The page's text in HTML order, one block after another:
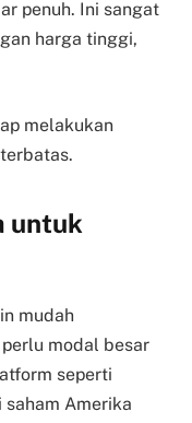
penuh. Ini sangat
harga tinggi,
melakukan
untuk
mudah
modal besar
seperti
Amerika